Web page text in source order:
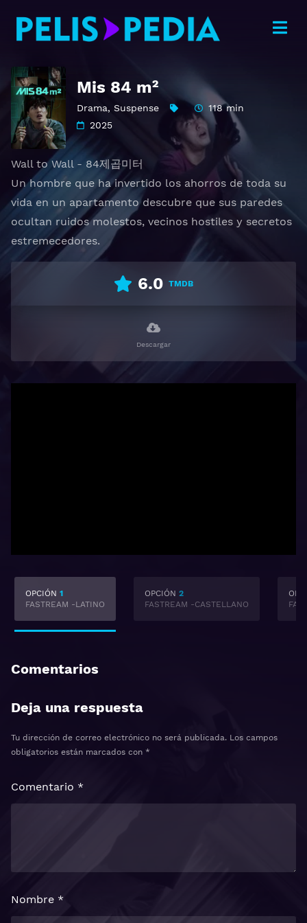
Mis 84 m²
Drama, Suspense
118 min
2025
Wall to Wall - 84제곱미터
Un hombre que ha invertido los ahorros de toda su
vida en un apartamento descubre que sus paredes
ocultan ruidos molestos, vecinos hostiles y secretos
estremecedores.
6.0 TMDB
Descargar
OPCIÓN 1
FASTREAM -LATINO
OPCIÓN 2
FASTREAM -CASTELLANO
Comentarios
Deja una respuesta
Tu dirección de correo electrónico no será publicada. Los campos
obligatorios están marcados con *
Comentario *
Nombre *